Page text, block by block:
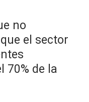
el sector
70% de la